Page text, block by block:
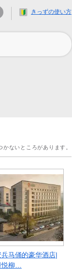
きっずの使い方
ないところがあります。
马俑的豪华酒店|
悦柳…